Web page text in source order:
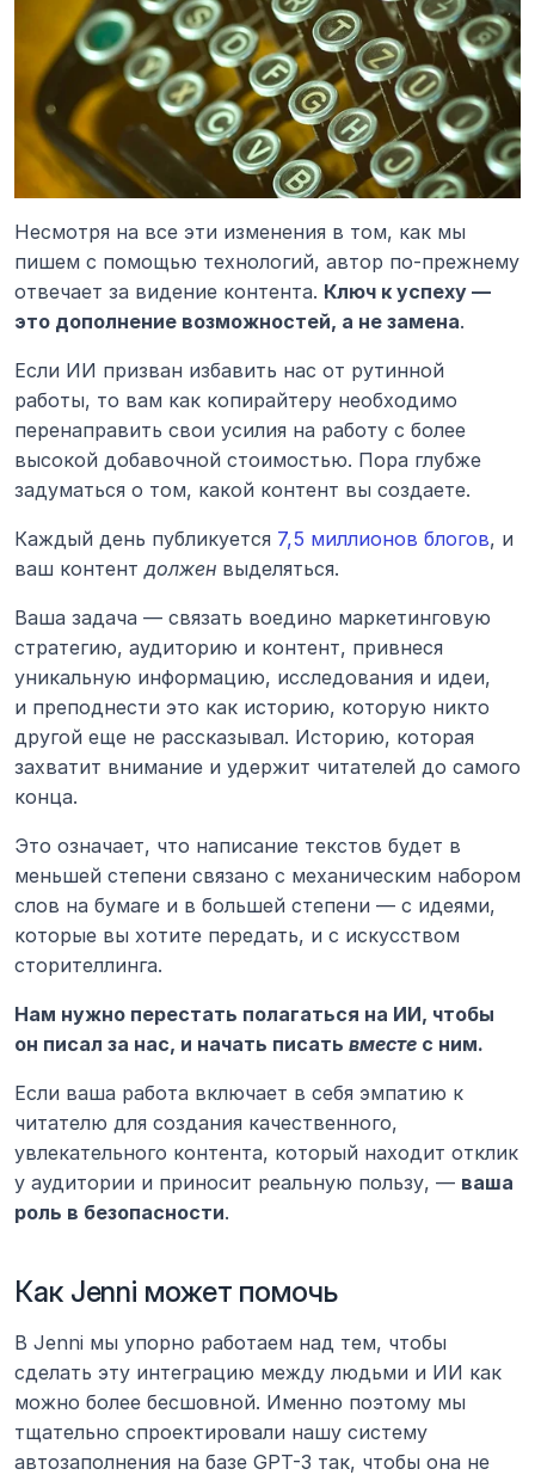
Несмотря на все эти изменения в том, как мы
пишем с помощью технологий, автор по-прежнему
отвечает за видение контента. Ключ к успеху —
это дополнение возможностей, а не замена.
Если ИИ призван избавить нас от рутинной
работы, то вам как копирайтеру необходимо
перенаправить свои усилия на работу с более
высокой добавочной стоимостью. Пора глубже
задуматься о том, какой контент вы создаете.
Каждый день публикуется 7,5 миллионов блогов, и
ваш контент должен выделяться.
Ваша задача — связать воедино маркетинговую
стратегию, аудиторию и контент, привнеся
уникальную информацию, исследования и идеи,
и преподнести это как историю, которую никто
другой еще не рассказывал. Историю, которая
захватит внимание и удержит читателей до самого
конца.
Это означает, что написание текстов будет в
меньшей степени связано с механическим набором
слов на бумаге и в большей степени — с идеями,
которые вы хотите передать, и с искусством
сторителлинга.
Нам нужно перестать полагаться на ИИ, чтобы
он писал за нас, и начать писать вместе с ним.
Если ваша работа включает в себя эмпатию к
читателю для создания качественного,
увлекательного контента, который находит отклик
у аудитории и приносит реальную пользу, — ваша
роль в безопасности.
Как Jenni может помочь
В Jenni мы упорно работаем над тем, чтобы
сделать эту интеграцию между людьми и ИИ как
можно более бесшовной. Именно поэтому мы
тщательно спроектировали нашу систему
автозаполнения на базе GPT-3 так, чтобы она не